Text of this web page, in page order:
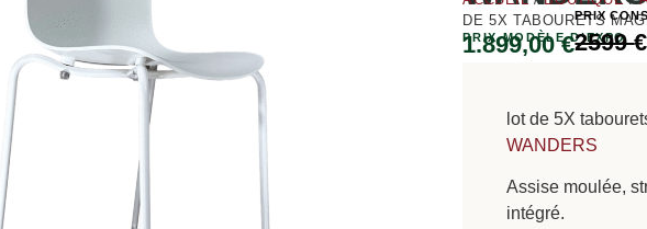
DE 5X TABOURETS
PRIX MODÈLE D’EXPO
1.899,00€
PRIX
2599€
lot de 5X
WANDERS
Assise moulée,
intégré.